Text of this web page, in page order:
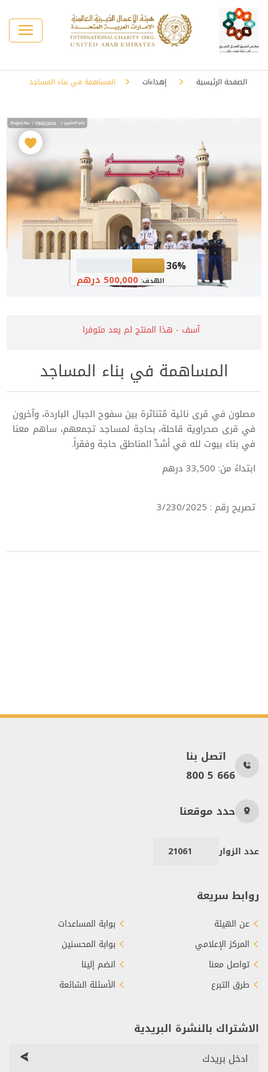
الصفحة الرئيسية إهداءات المساهمة في بناء المساجد
36%
الهدف:500,000 درهم
آسف - هذا المنتج لم يعد متوفرا
المساهمة في بناء المساجد
مصلون في قرى نائية مُتناثرة بين سفوح الجبال الباردة، وآخرون
في قرى صحراوية قاحلة، بحاجة لمساجد تجمعهم، ساهم معنا
في بناء بيوت لله في أشدِّ المناطق حاجة وفقراً.
ابتداءً من: 33,500 درهم
تصريح رقم : 3/230/2025
اتصل بنا
800 5 666
حدد موقعنا
عدد الزوار 21061
روابط سريعة
عن الهيئة
المركز الإعلامي
تواصل معنا
طرق التبرع
بوابة المساعدات
بوابة المحسنين
انضم إلينا
الأسئلة الشائعة
الاشتراك بالنشرة البريدية